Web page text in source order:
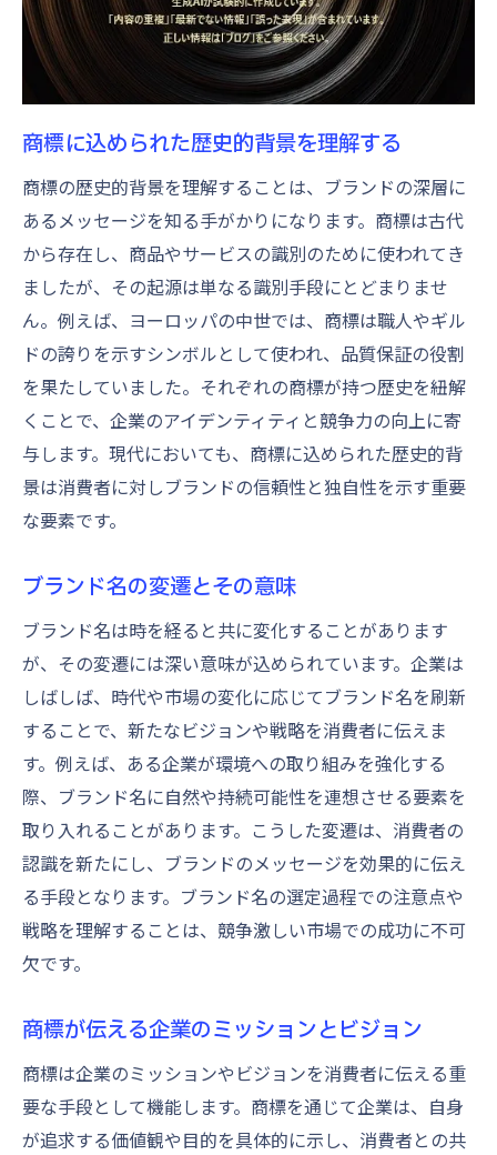
競合分析を通じた商標の差別化
ブランド価値を高める商標の意味を理解する
商標がブランド価値に寄与する理由
商標とブランドイメージの相互作用
商標がブランド認知に与える影響
ブランド価値向上のための商標管理
商標によるブランドストーリーテリングの
重要性
商標が消費者との感情的つながりを生む理由
感情的価値が商標に与える影響
商標が記憶に残る理由
消費者心理と商標の関係性
感情的結びつきを強化する商標選定
商標を介したブランドコミュニケーション
商標の文化的背景が競争力を左右する
地域特性を反映した商標の利点
国際市場で成功するための商標適応
文化的要素を考慮した商標デザイン
競争力を高めるための文化的理解
商標が文化的多様性に与える影響
文化的背景を踏まえた商標の訴求力
企業理念を反映する商標の選び方
ーション
理念が商標に与えるインスピレーション
商標による企業文化の表現
理念と一致する商標のデザイン原則
商標に込められた歴史的背景を理解する
商標の歴史的背景を理解することは、ブランドの深層に
あるメッセージを知る手がかりになります。商標は古代
から存在し、商品やサービスの識別のために使われてき
ましたが、その起源は単なる識別手段にとどまりませ
ん。例えば、ヨーロッパの中世では、商標は職人やギル
ドの誇りを示すシンボルとして使われ、品質保証の役割
を果たしていました。それぞれの商標が持つ歴史を紐解
くことで、企業のアイデンティティと競争力の向上に寄
与します。現代においても、商標に込められた歴史的背
景は消費者に対しブランドの信頼性と独自性を示す重要
な要素です。
ブランド名の変遷とその意味
ブランド名は時を経ると共に変化することがあります
が、その変遷には深い意味が込められています。企業は
しばしば、時代や市場の変化に応じてブランド名を刷新
することで、新たなビジョンや戦略を消費者に伝えま
す。例えば、ある企業が環境への取り組みを強化する
際、ブランド名に自然や持続可能性を連想させる要素を
取り入れることがあります。こうした変遷は、消費者の
認識を新たにし、ブランドのメッセージを効果的に伝え
る手段となります。ブランド名の選定過程での注意点や
戦略を理解することは、競争激しい市場での成功に不可
欠です。
商標が伝える企業のミッションとビジョン
商標は企業のミッションやビジョンを消費者に伝える重
要な手段として機能します。商標を通じて企業は、自身
が追求する価値観や目的を具体的に示し、消費者との共